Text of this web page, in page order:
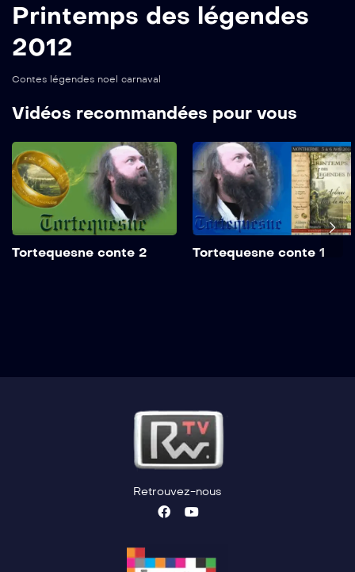
Printemps des légendes
2012
Contes légendes noel carnaval
Vidéos recommandées pour vous
Tortequesne conte 2 Tortequesne conte 1
Retrouvez-nous